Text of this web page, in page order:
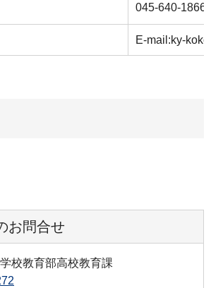
045-640-1866
E-mail:ky-
お問合せ
校教育部高校教育課